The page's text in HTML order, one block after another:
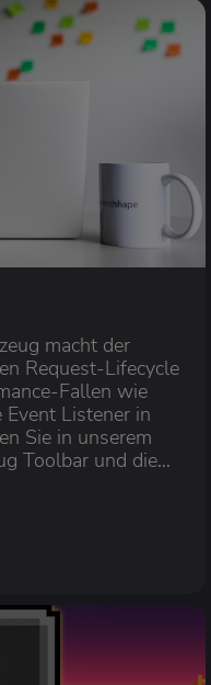
macht der
Request-Lifecycle
Fallen wie
Listener in
Sie in unserem
Toolbar und die
und